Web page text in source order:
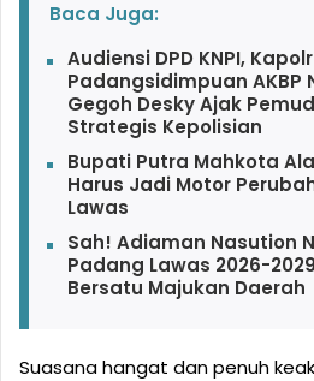
Baca Juga:
Audiensi DPD KNPI,
Padangsidimpuan AKBP
Gegoh Desky Ajak
Strategis Kepolisian
Bupati Putra Mahkota
Harus Jadi Motor
Lawas
Sah! Adiaman Nasution
Padang Lawas 2026-
Bersatu Majukan Daerah
Suasana hangat dan penuh